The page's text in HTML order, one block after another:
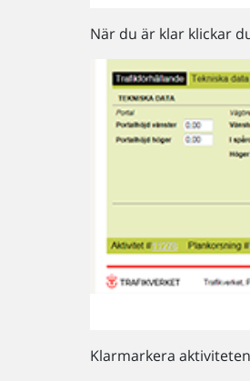
När du är klar klickar
Klarmarkera